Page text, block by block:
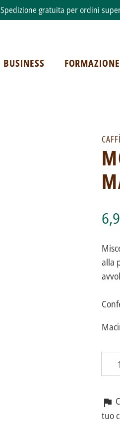
Spedizione gratuita per ordini
BUSINESS FORMAZIONE
alla

tuo